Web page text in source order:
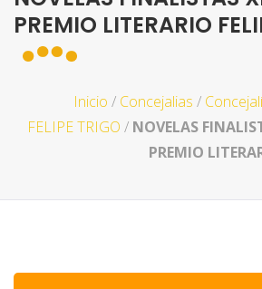
PREMIO LITERARIO
Inicio / Concejalias /
FELIPE TRIGO / NOVELAS
PREMIO